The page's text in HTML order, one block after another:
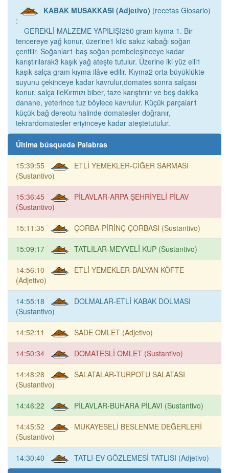
KABAK MUSAKKASI (Adjetivo) (recetas Glosario)
:
GEREKLİ MALZEME YAPILIŞI250 gram kıyma 1. Bir
tencereye yağ konur, üzerine1 kilo sakız kabağı soğan
çentilir. Soğanlar1 baş soğan pembeleşinceye kadar
karıştırılarak3 kaşık yağ ateşte tutulur. Üzerine iki yüz elli1
kaşık salça gram kıyma ilâve edilir. Kıyma2 orta büyüklükte
suyunu çekinceye kadar kavrulur,domates sonra salçası
konur, salça ileKırmızı biber, taze karıştırılır ve beş dakika
danane, yeterince tuz böylece kavrulur. Küçük parçalar1
küçük bağ dereotu halinde domatesler doğranır,
tekrardomatesler eriyinceye kadar ateştetutulur.
Última búsqueda Palabras
15:39:55
ETLİ YEMEKLER-CİĞER SARMASI
(Sustantivo)
15:36:45
PİLAVLAR-ARPA ŞEHRİYELİ PİLAV
(Sustantivo)
15:11:35 ÇORBA-PİRİNÇ ÇORBASI (Sustantivo)
15:09:17 TATLILAR-MEYVELİ KUP (Sustantivo)
14:56:10
ETLİ YEMEKLER-DALYAN KÖFTE
(Adjetivo)
14:55:18
DOLMALAR-ETLİ KABAK DOLMASI
(Sustantivo)
14:52:11 SADE OMLET (Adjetivo)
14:50:34 DOMATESLİ OMLET (Sustantivo)
14:48:28
SALATALAR-TURPOTU SALATASI
(Sustantivo)
14:46:22 PİLAVLAR-BUHARA PİLAVI (Sustantivo)
14:45:52
MUKAYESELİ BESLENME DEĞERLERİ
(Sustantivo)
14:30:40 TATLI-EV GÖZLEMESİ TATLISI (Adjetivo)